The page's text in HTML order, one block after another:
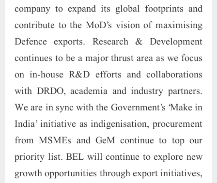
company to expand its global footprints and
contribute to the MoD’s vision of maximising
Defence exports. Research & Development
continues to be a major thrust area as we focus
on in-house R&D efforts and collaborations
with DRDO, academia and industry partners.
We are in sync with the Government’s ‘Make in
India’ initiative as indigenisation, procurement
from MSMEs and GeM continue to top our
priority list. BEL will continue to explore new
growth opportunities through export initiatives,